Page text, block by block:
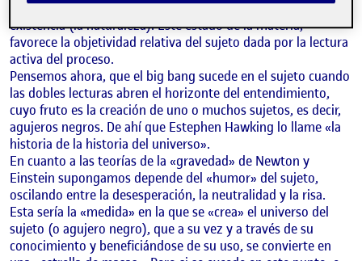
agujeros negros generando un equilibrio que favorece la
existencia (la naturaleza). Este estado de la materia,
favorece la objetividad relativa del sujeto dada por la lectura
activa del proceso.
Pensemos ahora, que el big bang sucede en el sujeto cuando
las dobles lecturas abren el horizonte del entendimiento,
cuyo fruto es la creación de uno o muchos sujetos, es decir,
agujeros negros. De ahí que Estephen Hawking lo llame «la
historia de la historia del universo».
En cuanto a las teorías de la «gravedad» de Newton y
Einstein supongamos depende del «humor» del sujeto,
oscilando entre la desesperación, la neutralidad y la risa.
Esta sería la «medida» en la que se «crea» el universo del
sujeto (o agujero negro), que a su vez y a través de su
conocimiento y beneficiándose de su uso, se convierte en